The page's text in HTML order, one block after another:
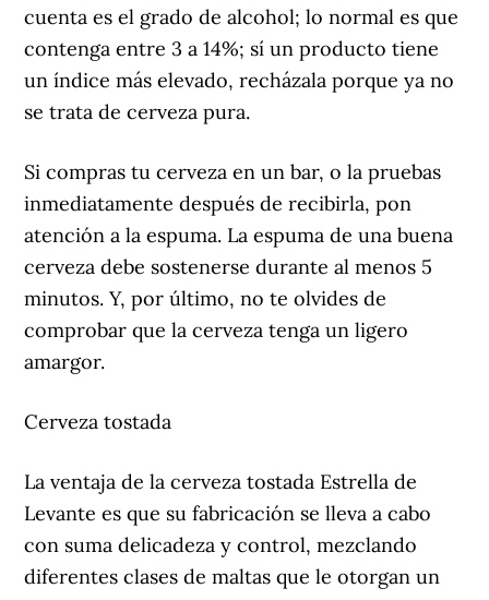
cuenta es el grado de alcohol; lo normal es que
contenga entre 3 a 14%; sí un producto tiene
un índice más elevado, recházala porque ya no
se trata de cerveza pura.
Si compras tu cerveza en un bar, o la pruebas
inmediatamente después de recibirla, pon
atención a la espuma. La espuma de una buena
cerveza debe sostenerse durante al menos 5
minutos. Y, por último, no te olvides de
comprobar que la cerveza tenga un ligero
amargor.
Cerveza tostada
La ventaja de la cerveza tostada Estrella de
Levante es que su fabricación se lleva a cabo
con suma delicadeza y control, mezclando
diferentes clases de maltas que le otorgan un